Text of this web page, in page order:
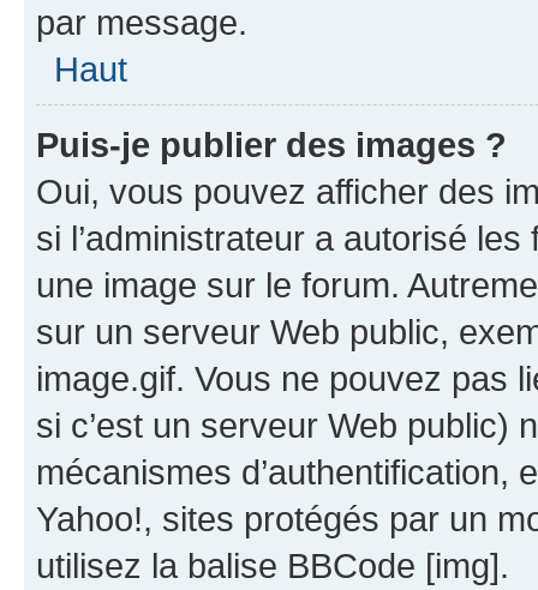
par message.
Haut
Puis-je publier des images ?
Oui, vous pouvez afficher des
si l’administrateur a autorisé
une image sur le forum.
sur un serveur Web public,
image.gif. Vous ne pouvez pas
si c’est un serveur Web public)
mécanismes d’authentification,
Yahoo!, sites protégés par un
utilisez la balise BBCode [img].